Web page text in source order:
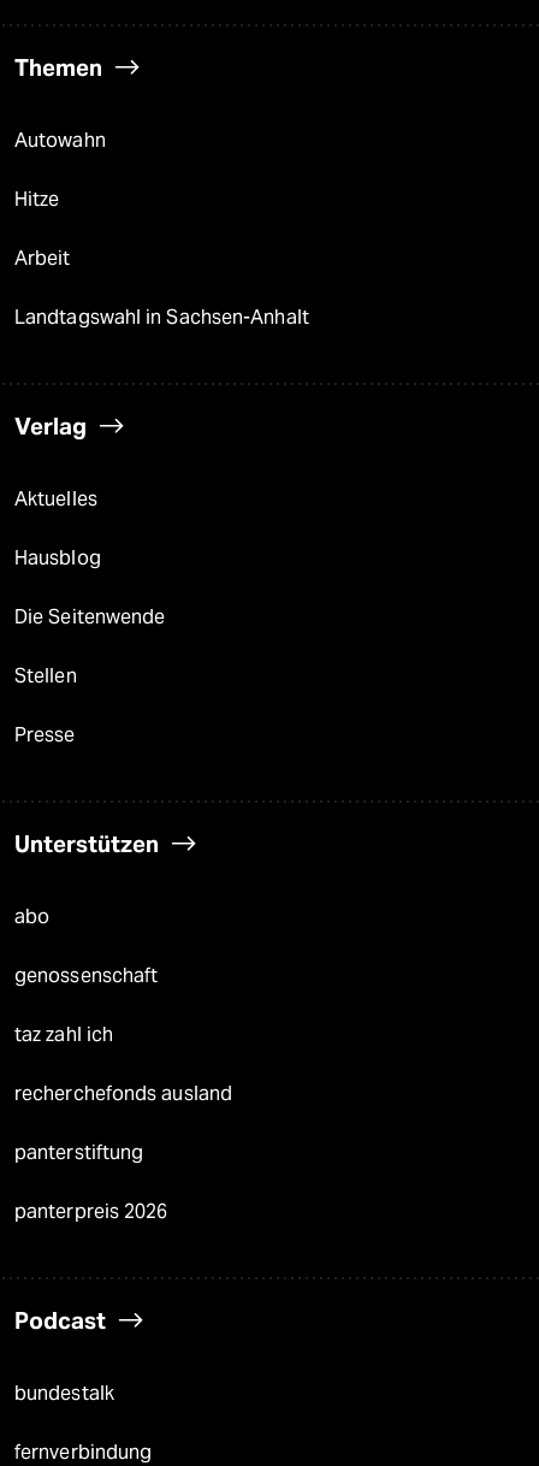
Themen
Autowahn
Hitze
Arbeit
Landtagswahl in Sachsen-Anhalt
Verlag
Aktuelles
Hausblog
Die Seitenwende
Stellen
Presse
Unterstützen
abo
genossenschaft
taz zahl ich
recherchefonds ausland
panterstiftung
panterpreis 2026
Podcast
bundestalk
fernverbindung